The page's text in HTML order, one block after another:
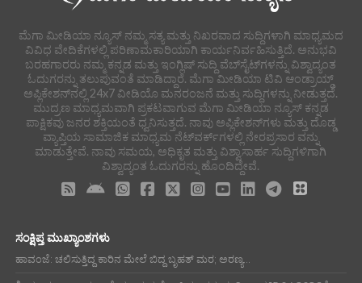
ಮೆಗಾ ಮೀಡಿಯಾ ನ್ಯೂಸ್ ನಮ್ಮ ಸತ್ಯ ಮತ್ತು ನಿಖರವಾದ ಸುದ್ದಿಗಳಾಗಿ ಮಾಧ್ಯಮದ
ವಿವಿಧ ವೇದಿಕೆಗಳಲ್ಲಿ ಪರಿಣಾಮಕಾರಿಯಾಗಿ ಕಾರ್ಯನಿರ್ವಹಿಸುತ್ತಿದೆ. ಅನುಭವಿ
ಬರಹಗಾರರು ನಮ್ಮ ಕನ್ನಡ ಮತ್ತು ಇಂಗ್ಲಿಷ್ ಸುದ್ದಿ ವೆಬ್‌ಸೈಟ್‌ಗಳನ್ನು ವಿಶ್ವಾದ್ಯಂತ
ಓದುಗರನ್ನು ತಲುಪುವಂತೆ ಮಾಡಿದ್ದಾರೆ. ಮೆಗಾ ಮೀಡಿಯಾ ಟಿವಿ ಆಂಡ್ರಾಯ್ಡ್
ಅಪ್ಲಿಕೇಶನ್‌ನಲ್ಲಿ 24x7 ವೀಡಿಯೊ ಮನರಂಜನೆ ಮತ್ತು ಸುದ್ದಿಗಳನ್ನು ನೀಡುತ್ತದೆ.
ಮುದ್ರಣ ಮಾಧ್ಯಮವಾಗಿ ಪ್ರಕಟವಾಗುವ ಮೆಗಾ ಮೀಡಿಯಾ ನ್ಯೂಸ್ ಕನ್ನಡ
ಪಾಕ್ಷಿಕವು ಜನರ ಶಕ್ತಿಯಂತೆ ಧ್ವನಿಸುತ್ತದೆ. ನಾವು ಅಪ್ಲಿಕೇಶನ್‌ಗಳು ಮತ್ತು ದೊಡ್ಡ
ವ್ಯಾಪ್ತಿಯ ಸಾಮಾಜಿಕ ಮಾಧ್ಯಮ ನೆಟ್‌ವರ್ಕ್‌ಗಳಲ್ಲಿ ನೇರಪ್ರಸಾರ ವನ್ನು
ಮಾಡುತ್ತೇವೆ. ನಾವು ಸಮಯ, ಅಧಿಕೃತ ಮತ್ತು ವಿಶ್ವಾಸಾರ್ಹ ಸುದ್ದಿಗಳಿಗಾಗಿ
ವಿಶ್ವಾದ್ಯಂತ ಓದುಗರನ್ನು ಹೊಂದಿದ್ದೇವೆ.
ಸಂಕ್ಷಿಪ್ತ ಮುಖ್ಯಾಂಶಗಳು
ಹಾವಂಜೆ: ಚಲಿಸುತ್ತಿದ್ದ ಕಾರಿನ ಮೇಲೆ ಬಿದ್ದ ಬೃಹತ್ ಮರ; ಅರಣ್ಯ...